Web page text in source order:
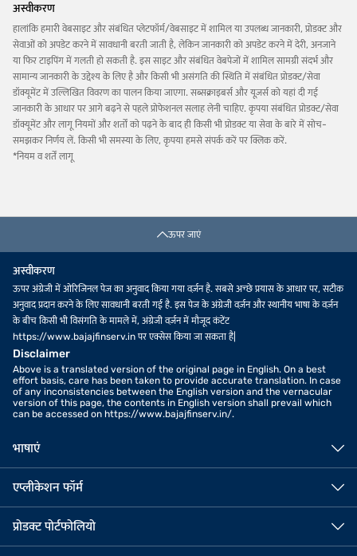
अस्वीकरण
हालांकि हमारी वेबसाइट और संबंधित प्लेटफॉर्म/वेबसाइट में शामिल या उपलब्ध जानकारी, प्रोडक्ट और
सेवाओं को अपडेट करने में सावधानी बरती जाती है, लेकिन जानकारी को अपडेट करने में देरी, अनजाने
या फिर टाइपिंग में गलती हो सकती है. इस साइट और संबंधित वेबपेजों में शामिल सामग्री संदर्भ और
सामान्य जानकारी के उद्देश्य के लिए है और किसी भी असंगति की स्थिति में संबंधित प्रोडक्ट/सेवा
डॉक्यूमेंट में उल्लिखित विवरण का पालन किया जाएगा. सब्सक्राइबर्स और यूज़र्स को यहां दी गई
जानकारी के आधार पर आगे बढ़ने से पहले प्रोफेशनल सलाह लेनी चाहिए. कृपया संबंधित प्रोडक्ट/सेवा
डॉक्यूमेंट और लागू नियमों और शर्तों को पढ़ने के बाद ही किसी भी प्रोडक्ट या सेवा के बारे में सोच-
समझकर निर्णय लें. किसी भी समस्या के लिए, कृपया हमसे संपर्क करें पर क्लिक करें.
*नियम व शर्तें लागू
ऊपर जाएं
अस्वीकरण
ऊपर अंग्रेजी में ओरिजिनल पेज का अनुवाद किया गया वर्ज़न है. सबसे अच्छे प्रयास के आधार पर, सटीक
अनुवाद प्रदान करने के लिए सावधानी बरती गई है. इस पेज के अंग्रेजी वर्ज़न और स्थानीय भाषा के वर्ज़न
के बीच किसी भी विसंगति के मामले में, अंग्रेजी वर्ज़न में मौजूद कंटेंट
https://www.bajajfinserv.in पर एक्सेस किया जा सकता है|
Disclaimer
Above is a translated version of the original page in English. On a best
effort basis, care has been taken to provide accurate translation. In case
of any inconsistencies between the English version and the vernacular
version of this page, the contents in English version shall prevail which
can be accessed on https://www.bajajfinserv.in/.
भाषाएं
एप्लीकेशन फॉर्म
प्रोडक्ट पोर्टफोलियो